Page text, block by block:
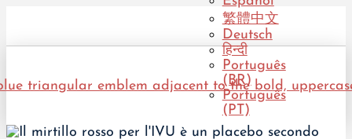
繁體中文
Deutsch
हिन्दी
Português
(BR)
Português
(PT)